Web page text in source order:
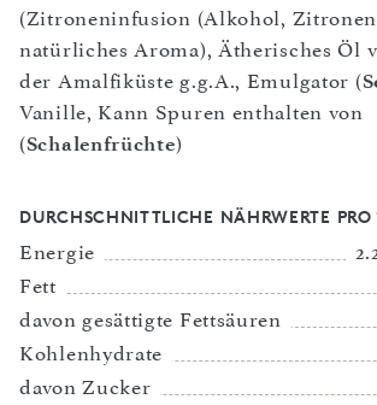
(Zitroneninfusion (Alkohol,
natürliches Aroma), Ätherisches Öl
der Amalfiküste g.g.A., Emulgator (
Vanille, Kann Spuren enthalten von
(Schalenfrüchte)
DURCHSCHNITTLICHE NÄHRWERTE
Energie
Fett
davon gesättigte Fettsäuren
Kohlenhydrate
davon Zucker